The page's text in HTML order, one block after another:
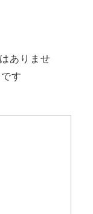
ありませ
す